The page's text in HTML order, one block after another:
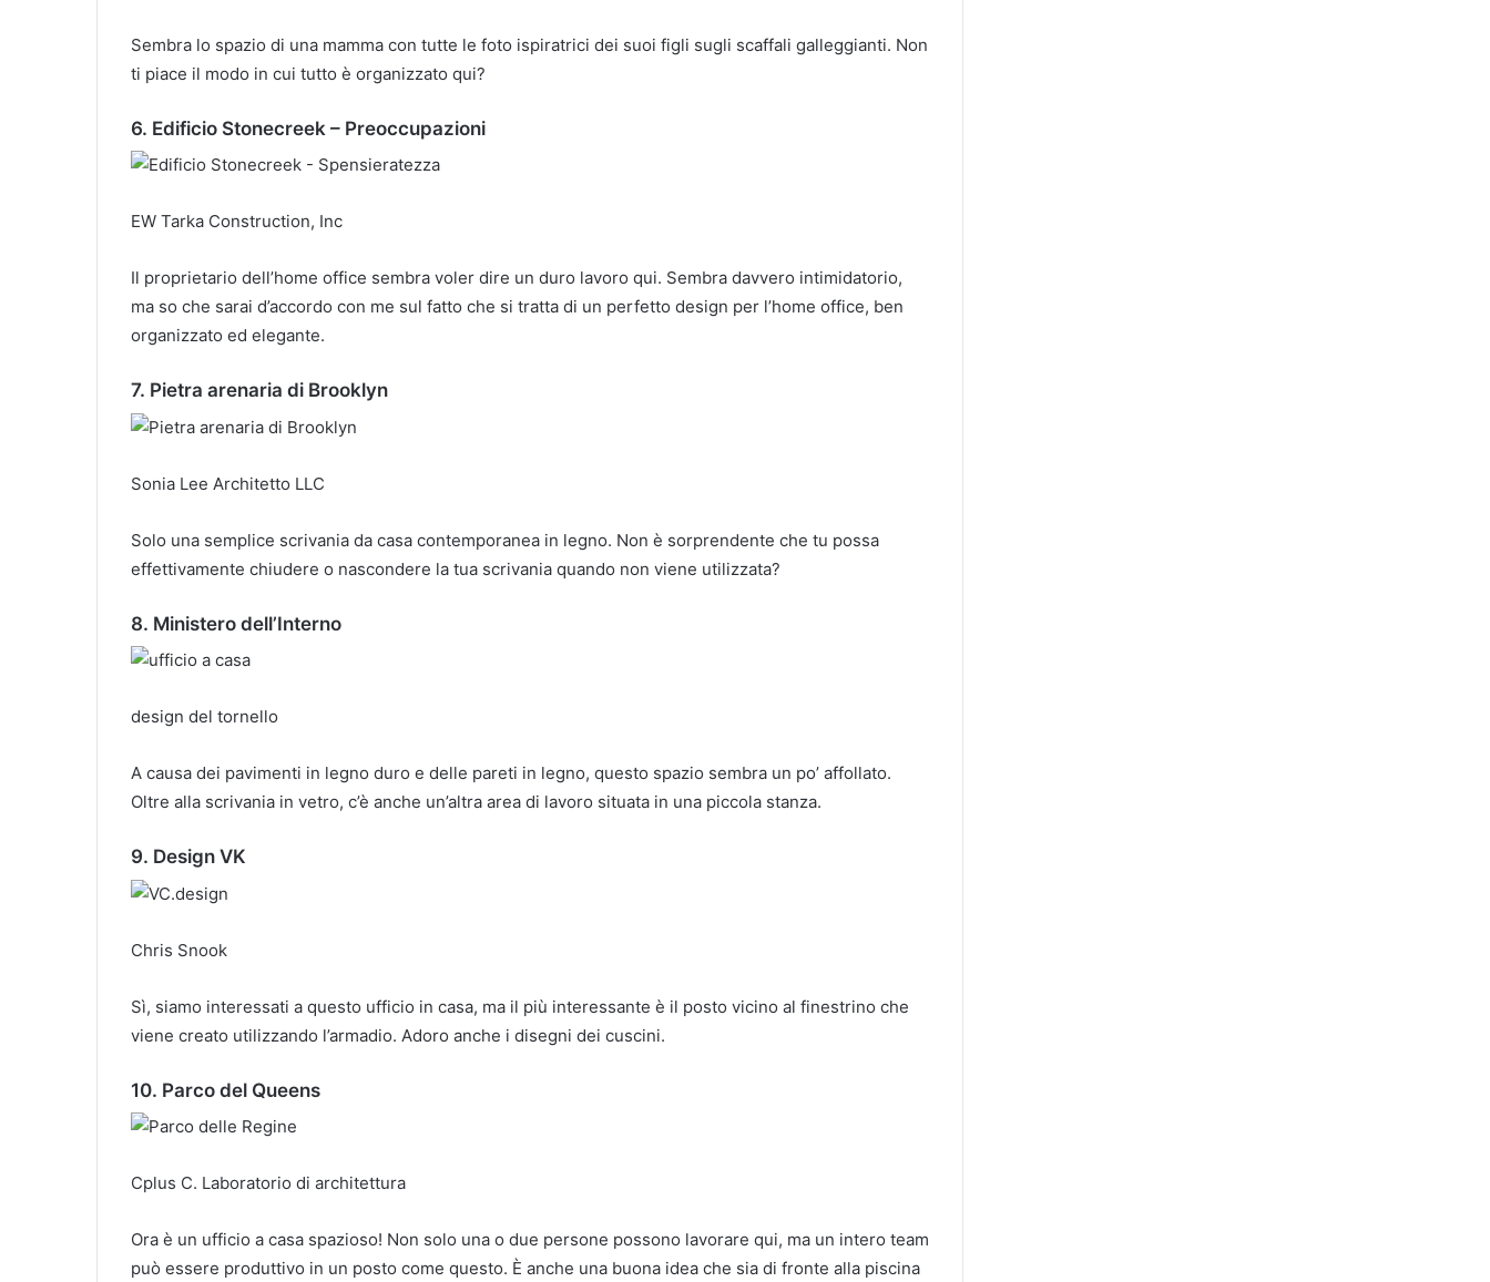
Sembra lo spazio di una mamma con tutte le foto ispiratrici dei suoi figli sugli scaffali galleggianti. Non
ti piace il modo in cui tutto è organizzato qui?
6. Edificio Stonecreek – Preoccupazioni
EW Tarka Construction, Inc
Il proprietario dell’home office sembra voler dire un duro lavoro qui. Sembra davvero intimidatorio,
ma so che sarai d’accordo con me sul fatto che si tratta di un perfetto design per l’home office, ben
organizzato ed elegante.
7. Pietra arenaria di Brooklyn
Sonia Lee Architetto LLC
Solo una semplice scrivania da casa contemporanea in legno. Non è sorprendente che tu possa
effettivamente chiudere o nascondere la tua scrivania quando non viene utilizzata?
8. Ministero dell’Interno
design del tornello
A causa dei pavimenti in legno duro e delle pareti in legno, questo spazio sembra un po’ affollato.
Oltre alla scrivania in vetro, c’è anche un’altra area di lavoro situata in una piccola stanza.
9. Design VK
Chris Snook
Sì, siamo interessati a questo ufficio in casa, ma il più interessante è il posto vicino al finestrino che
viene creato utilizzando l’armadio. Adoro anche i disegni dei cuscini.
10. Parco del Queens
Cplus C. Laboratorio di architettura
Ora è un ufficio a casa spazioso! Non solo una o due persone possono lavorare qui, ma un intero team
può essere produttivo in un posto come questo. È anche una buona idea che sia di fronte alla piscina